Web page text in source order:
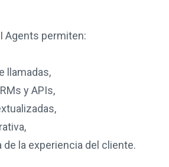
Agents permiten:
llamadas,
y APIs,
la experiencia del cliente.